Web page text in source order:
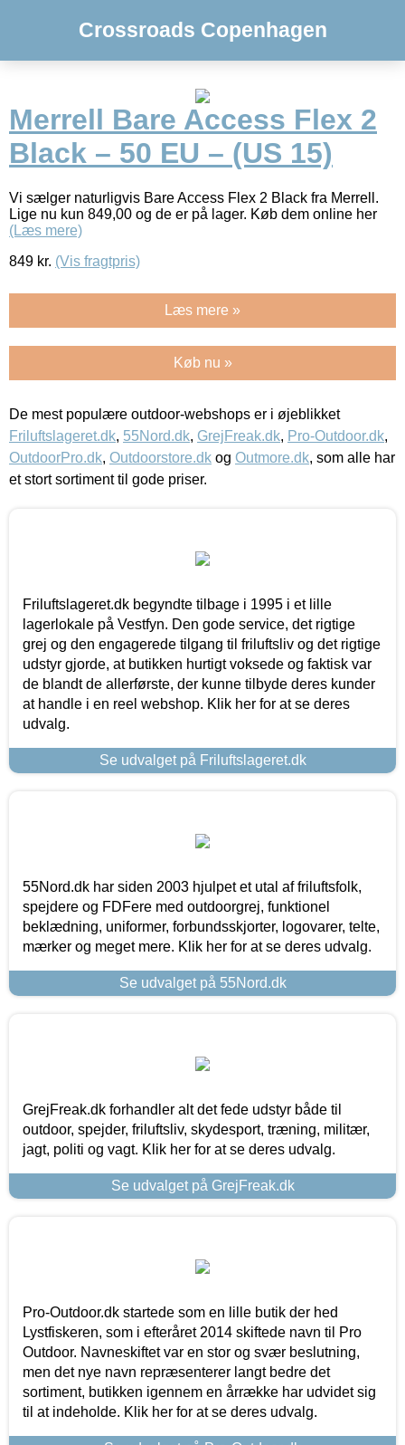
Crossroads Copenhagen
Merrell Bare Access Flex 2
Black – 50 EU – (US 15)
Vi sælger naturligvis Bare Access Flex 2 Black fra Merrell.
Lige nu kun 849,00 og de er på lager. Køb dem online her
(Læs mere)
849 kr. (Vis fragtpris)
Læs mere »
Køb nu »
De mest populære outdoor-webshops er i øjeblikket
Friluftslageret.dk, 55Nord.dk, GrejFreak.dk, Pro-Outdoor.dk,
OutdoorPro.dk, Outdoorstore.dk og Outmore.dk, som alle har
et stort sortiment til gode priser.
Friluftslageret.dk begyndte tilbage i 1995 i et lille
lagerlokale på Vestfyn. Den gode service, det rigtige
grej og den engagerede tilgang til friluftsliv og det rigtige
udstyr gjorde, at butikken hurtigt voksede og faktisk var
de blandt de allerførste, der kunne tilbyde deres kunder
at handle i en reel webshop. Klik her for at se deres
udvalg.
Se udvalget på Friluftslageret.dk
55Nord.dk har siden 2003 hjulpet et utal af friluftsfolk,
spejdere og FDFere med outdoorgrej, funktionel
beklædning, uniformer, forbundsskjorter, logovarer, telte,
mærker og meget mere. Klik her for at se deres udvalg.
Se udvalget på 55Nord.dk
GrejFreak.dk forhandler alt det fede udstyr både til
outdoor, spejder, friluftsliv, skydesport, træning, militær,
jagt, politi og vagt. Klik her for at se deres udvalg.
Se udvalget på GrejFreak.dk
Pro-Outdoor.dk startede som en lille butik der hed
Lystfiskeren, som i efteråret 2014 skiftede navn til Pro
Outdoor. Navneskiftet var en stor og svær beslutning,
men det nye navn repræsenterer langt bedre det
sortiment, butikken igennem en årrække har udvidet sig
til at indeholde. Klik her for at se deres udvalg.